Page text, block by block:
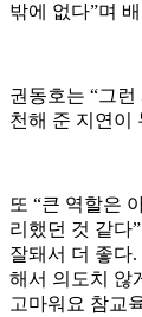
밖에 없다”며
권동호는 “그
천해 준 지연이
또 “큰 역할은
리했던 것 같다
잘돼서 더 좋다
해서 의도치 않
고마워요 참교